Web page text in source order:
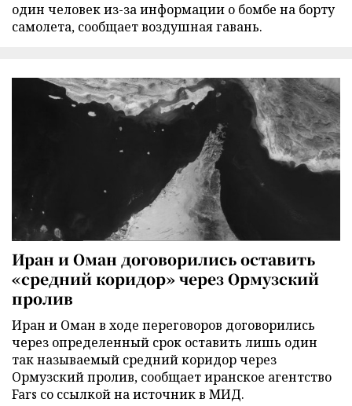
один человек из-за информации о бомбе на борту
самолета, сообщает воздушная гавань.
Иран и Оман договорились оставить
«средний коридор» через Ормузский
пролив
Иран и Оман в ходе переговоров договорились
через определенный срок оставить лишь один
так называемый средний коридор через
Ормузский пролив, сообщает иранское агентство
Fars со ссылкой на источник в МИД.